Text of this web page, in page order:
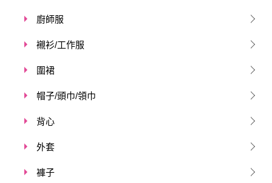
廚師服
襯衫/工作服
圍裙
帽子/頭巾/領巾
背心
外套
褲子